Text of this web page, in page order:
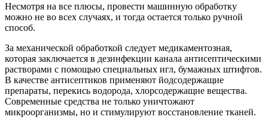
Несмотря на все плюсы, провести машинную обработку
можно не во всех случаях, и тогда остается только ручной
способ.
За механической обработкой следует медикаментозная,
которая заключается в дезинфекции канала антисептическими
растворами с помощью специальных игл, бумажных штифтов.
В качестве антисептиков применяют йодсодержащие
препараты, перекись водорода, хлорсодержащие вещества.
Современные средства не только уничтожают
микроорганизмы, но и стимулируют восстановление тканей.